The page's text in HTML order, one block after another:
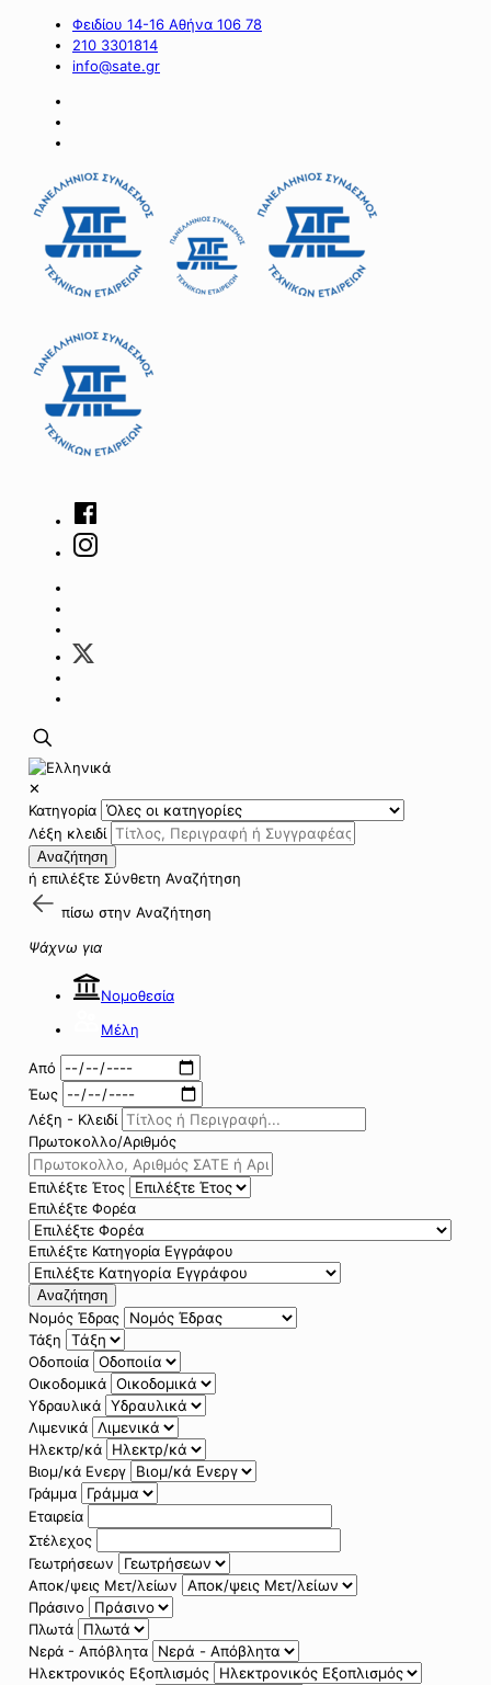
Φειδίου 14-16 Αθήνα 106 78
210 3301814
info@sate.gr
✕
Κατηγορία
Λέξη κλειδί
Αναζήτηση
ή επιλέξτε Σύνθετη Αναζήτηση
πίσω στην Αναζήτηση
Ψάχνω για
Νομοθεσία
Μέλη
Από
Έως
Λέξη - Κλειδί
Πρωτοκολλο/Αριθμός
Επιλέξτε Έτος
Επιλέξτε Φορέα
Επιλέξτε Κατηγορία Εγγράφου
Αναζήτηση
Νομός Έδρας
Τάξη
Οδοποιία
Οικοδομικά
Υδραυλικά
Λιμενικά
Ηλεκτρ/κά
Βιομ/κά Ενεργ
Γράμμα
Εταιρεία
Στέλεχος
Γεωτρήσεων
Αποκ/ψεις Μετ/λείων
Πράσινο
Πλωτά
Νερά - Απόβλητα
Ηλεκτρονικός Εξοπλισμός